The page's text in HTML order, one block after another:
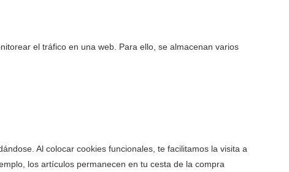
el tráfico en una web. Para ello, se almacenan varios
Al colocar cookies funcionales, te facilitamos la visita a
los artículos permanecen en tu cesta de la compra